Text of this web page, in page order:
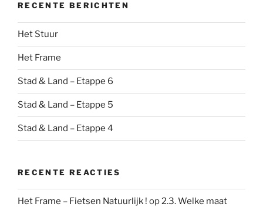
RECENTE BERICHTEN
Het Stuur
Het Frame
Stad & Land – Etappe 6
Stad & Land – Etappe 5
Stad & Land – Etappe 4
RECENTE REACTIES
Het Frame – Fietsen Natuurlijk ! op2.3. Welke maat